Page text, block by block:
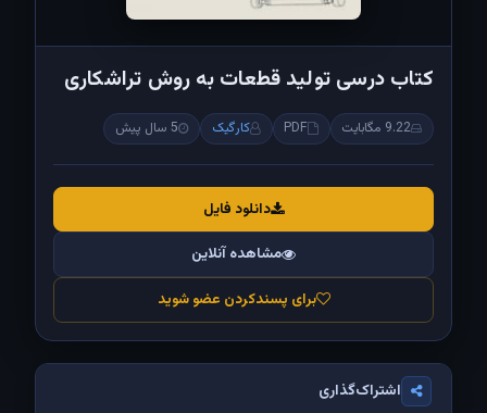
کتاب درسی تولید قطعات به روش تراشکاری
9.22 مگابایت PDF کارگیک 5 سال پیش
دانلود فایل
مشاهده آنلاین
برای پسندکردن عضو شوید
اشتراک‌گذاری